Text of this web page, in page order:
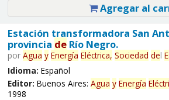
Agregar al
Estación transformadora San
provincia deRío Negro.
por Agua y Energía Eléctrica, Sociedad del
Idioma: Español
Editor: Buenos Aires: Agua y Energía
1998